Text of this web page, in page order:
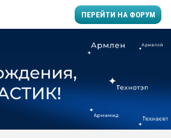
ПЕРЕЙТИ НА ФОРУМ
заводу пластмасс"